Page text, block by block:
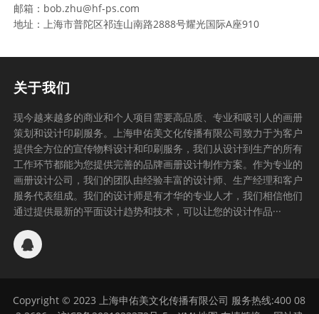
邮箱：bob.zhu@hf-ps.com
地址：上海市普陀区祁连山南路2888号耀光国际A座910
关于我们
现今越来越多的商业和个人项目需要高品质、专业和吸引人的画册
策划和设计印刷服务。上海申佑美文化传播有限公司致力于为客户
提供全方位的宣传物料设计和印刷服务，我们从设计到生产的所有
工作环节都能为您提供完善的品牌画册设计制作方案。作为专业的
画册设计公司，我们的团队由经验丰富的设计师、生产经理和客户
服务代表组成。我们的设计师是有才华的专业人才，我们相信他们
通过提供最新的平面设计趋势和技术，可以让您的设计作品···
Copyright © 2023 上海申佑美文化传播有限公司 服务热线:400 08